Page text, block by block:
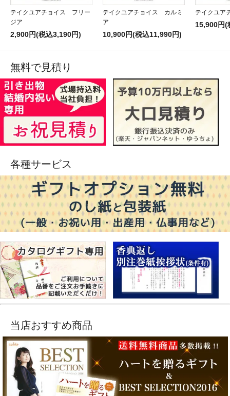
テイクユアチョイス フリー
ジア
2,900円(税込3,190円)
テイクユアチョイス カルミ
ア
10,900円(税込11,990円)
テイクユア
15,900円(
無料で見積り
各種サービス
当店おすすめ商品